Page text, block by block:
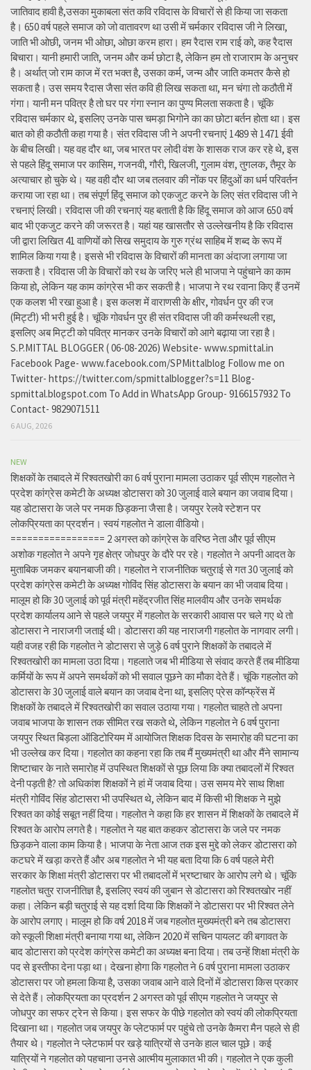
जातिवाद हावी है,उसका मुकाबला संत कवि रविदास के विचारों से ही किया जा सकता
है। 650 वर्ष पहले समाज को जो वातावरण था उसी में चर्मकार रविदास जी ने लिखा,
जाति भी ओछी, जनम भी ओछा, ओछा करम हारा। हम रैदास राम राई को, कह रैदास
बिचारा। यानी हमारी जाति, जनम और कर्म छोटा है, लेकिन हम तो राजाराम के अनुचर
है। अर्थात् जो राम काज में रत भक्त है, उसका कर्म, जन्म और जाति कमतर कैसे हो
सकता है। उस समय रैदास जैसा संत कवि ही लिख सकता था, मन चंगा तो कठौती में
गंगा। यानी मन पवित्र है तो घर पर गंगा स्नान का पुण्य मिलता सकता है। चूंकि
रविदास चर्मकार थे, इसलिए उनके पास चमड़ा भिगोने का का छोटा बर्तन होता था। इस
बात को ही कठौती कहा गया है। संत रविदास जी ने अपनी रचनाएं 1489 से 1471 ईवी
के बीच लिखी। यह वह दौर था, जब भारत पर लोदी वंश के शासक राज कर रहे थे, इस
से पहले हिंदू समाज पर कासिम, गजनवी, गौरी, खिलजी, गुलाम वंश, तुगलक, तैमूर के
अत्याचार हो चुके थे। यह वही दौर था जब तलवार की नोंक पर हिंदुओं का धर्म परिवर्तन
कराया जा रहा था। तब संपूर्ण हिंदू समाज को एकजुट करने के लिए संत रविदास जी ने
रचनाएं लिखी। रविदास जी की रचनाएं यह बताती है कि हिंदू समाज को आज 650 वर्ष
बाद भी एकजुट करने की जरूरत है। यहां यह खासतौर से उल्लेखनीय है कि रविदास
जी द्वारा लिखित 41 वाणियोंं को सिख समुदाय के गुरु ग्रंथ साहिब में शब्द के रूप में
शामिल किया गया है। इससे भी रविदास के विचारों की मानता का अंदाजा लगाया जा
सकता है। रविदास जी के विचारों को रथ के जरिए भले ही भाजपा ने पहुंचाने का काम
किया हो, लेकिन यह काम कांग्रेस भी कर सकती है। भाजपा ने रथ रवाना किए हैं उनमें
एक कलश भी रखा हुआ है। इस कलश में वाराणसी के क्षीर, गोवर्धन पुर की रज
(मिट्टी) भी भरी हुई है। चूंकि गोवर्धन पुर ही संत रविदास जी की कर्मस्थली रहा,
इसलिए अब मिट्टी को पवित्र मानकर उनके विचारों को आगे बढ़ाया जा रहा है।
S.P.MITTAL BLOGGER ( 06-08-2026) Website- www.spmittal.in
Facebook Page- www.facebook.com/SPMittalblog Follow me on
Twitter- https://twitter.com/spmittalblogger?s=11 Blog-
spmittal.blogspot.com To Add in WhatsApp Group- 9166157932 To
Contact- 9829071511
6 AUG, 2026
NEW
शिक्षकों के तबादले में रिश्वतखोरी का 6 वर्ष पुराना मामला उठाकर पूर्व सीएम गहलोत ने
प्रदेश कांग्रेस कमेटी के अध्यक्ष डोटासरा को 30 जुलाई वाले बयान का जवाब दिया।
यह डोटासरा के जले पर नमक छिड़कना जैसा है। जयपुर रेलवे स्टेशन पर
लोकप्रियता का प्रदर्शन। स्वयं गहलोत ने डाला वीडियो।
================= 2 अगस्त को कांग्रेस के वरिष्ठ नेता और पूर्व सीएम
अशोक गहलोत ने अपने गृह क्षेत्र जोधपुर के दौरे पर रहे। गहलोत ने अपनी आदत के
मुताबिक जमकर बयानबाजी की। गहलोत ने राजनीतिक चतुराई से गत 30 जुलाई को
प्रदेश कांग्रेस कमेटी के अध्यक्ष गोविंद सिंह डोटासरा के बयान का भी जवाब दिया।
मालूम हो कि 30 जुलाई को पूर्व मंत्री महेंद्रजीत सिंह मालवीय और उनके समर्थक
प्रदेश कार्यालय आने से पहले जयपुर में गहलोत के सरकारी आवास पर चले गए थे तो
डोटासरा ने नाराजगी जताई थी। डोटासरा की यह नाराजगी गहलोत के नागवार लगी।
यही वजह रही कि गहलोत ने डोटासरा से जुड़े 6 वर्ष पुराने शिक्षकों के तबादले में
रिश्वतखोरी का मामला उठा दिया। गहलाते जब भी मीडिया से संवाद करते हैं तब मीडिया
कर्मियों के रूप में अपने समर्थकों को भी सवाल पूछने का मौका देते हैं। चूंकि गहलोत को
डोटासरा के 30 जुलाई वाले बयान का जवाब देना था, इसलिए प्रेस कॉन्फ्रेंस में
शिक्षकों के तबादले में रिश्वतखोरी का सवाल उठाया गया। गहलोत चाहते तो अपना
जवाब भाजपा के शासन तक सीमित रख सकते थे, लेकिन गहलोत ने 6 वर्ष पुराना
जयपुर स्थित बिड़ला ऑडिटोरियम में आयोजित शिक्षक दिवस के समारोह की घटना का
भी उल्लेख कर दिया। गहलोत का कहना रहा कि तब मैं मुख्यमंत्री था और मैंने सामान्य
शिष्टाचार के नाते समारोह में उपस्थित शिक्षकों से पूछ लिया कि क्या तबादलों में रिश्वत
देनी पड़ती है? तो अधिकांश शिक्षकों ने हां में जवाब दिया। उस समय मेरे साथ शिक्षा
मंत्री गोविंद सिंह डोटासरा भी उपस्थित थे, लेकिन बाद में किसी भी शिक्षक ने मुझे
रिश्वत का कोई सबूत नहीं दिया। गहलोत ने कहा कि हर शासन में शिक्षकों के तबादले में
रिश्वत के आरोप लगते है। गहलोत ने यह बात कहकर डोटासरा के जले पर नमक
छिड़कने वाला काम किया है। भाजपा के नेता आज तक इस मुद्दे को लेकर डोटासरा को
कटघरे में खड़ा करते हैं और अब गहलोत ने भी यह बता दिया कि 6 वर्ष पहले मेरी
सरकार के शिक्षा मंत्री डोटासरा पर भी तबादलों में भ्रष्टाचार के आरोप लगे थे। चूंकि
गहलोत चतुर राजनीतिज्ञ है, इसलिए स्वयं की जुबान से डोटासरा को रिश्वतखोर नहीं
कहा। लेकिन बड़ी चतुराई से यह दर्शा दिया कि शिक्षकों ने डोटासरा पर भी रिश्वत लेने
के आरोप लगाए। मालूम हो कि वर्ष 2018 में जब गहलोत मुख्यमंत्री बने तब डोटासरा
को स्कूली शिक्षा मंत्री बनाया गया था, लेकिन 2020 में सचिन पायलट की बगावत के
बाद डोटासरा को प्रदेश कांग्रेस कमेटी का अध्यक्ष बना दिया। तब उन्हें शिक्षा मंत्री के
पद से इस्तीफा देना पड़ा था। देखना होगा कि गहलोत ने 6 वर्ष पुराना मामला उठाकर
डोटासरा पर जो हमला किया है, उसका जवाब आने वाले दिनों में डोटासरा किस प्रकार
से देते हैं। लोकप्रियता का प्रदर्शन 2 अगस्त को पूर्व सीएम गहलोत ने जयपुर से
जोधपुर का सफर ट्रेन से किया। इस सफर के पीछे गहलोत को स्वयं की लोकप्रियता
दिखाना था। गहलोत जब जयपुर के प्लेटफार्म पर पहुंचे तो उनके कैमरा मैन पहले से ही
तैयार थे। गहलोत ने प्लेटफार्म पर खड़े यात्रियों से उनके हाल चाल पूछे। कई
यात्रियों ने गहलोत को पहचाना उनसे आत्मीय मुलाकात भी की। गहलोत ने एक कुली